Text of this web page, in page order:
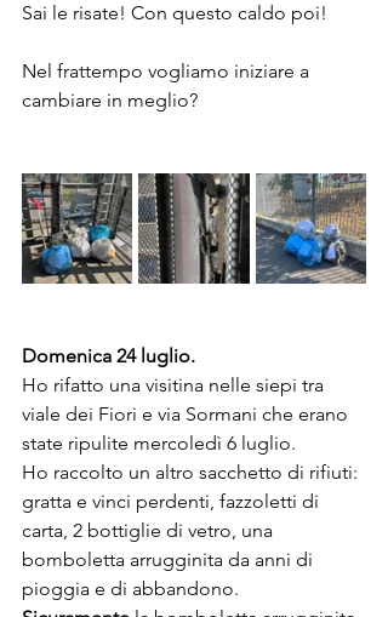
Sai le risate! Con questo caldo poi!
Nel frattempo vogliamo iniziare a
cambiare in meglio?
Domenica 24 luglio.
Ho rifatto una visitina nelle siepi tra
viale dei Fiori e via Sormani che erano
state ripulite mercoledì 6 luglio.
Ho raccolto un altro sacchetto di rifiuti:
gratta e vinci perdenti, fazzoletti di
carta, 2 bottiglie di vetro, una
bomboletta arrugginita da anni di
pioggia e di abbandono.